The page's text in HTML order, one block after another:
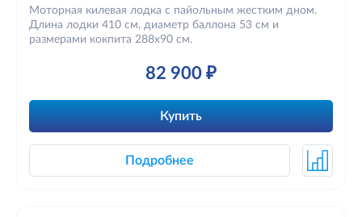
Моторная килевая лодка с пайольным жестким дном.
Длина лодки 410 см, диаметр баллона 53 см и
размерами кокпита 288х90 см.
82 900 ₽
Купить
Подробнее